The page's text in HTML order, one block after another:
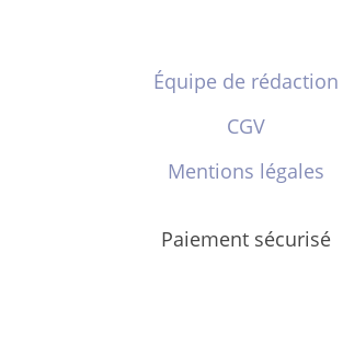
Équipe de rédaction
CGV
Mentions légales
Paiement sécurisé